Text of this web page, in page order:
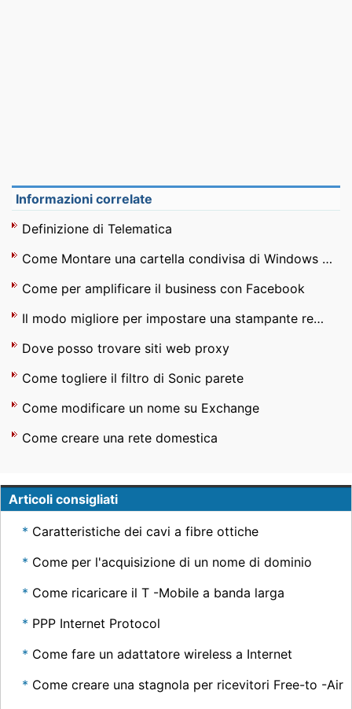
Informazioni correlate
Definizione di Telematica
Come Montare una cartella condivisa di Windows in Linux
Come per amplificare il business con Facebook
Il modo migliore per impostare una stampante remota
Dove posso trovare siti web proxy
Come togliere il filtro di Sonic parete
Come modificare un nome su Exchange
Come creare una rete domestica
Articoli consigliati
Caratteristiche dei cavi a fibre ottiche
Come per l'acquisizione di un nome di dominio
Come ricaricare il T -Mobile a banda larga
PPP Internet Protocol
Come fare un adattatore wireless a Internet
Come creare una stagnola per ricevitori Free-to -Air